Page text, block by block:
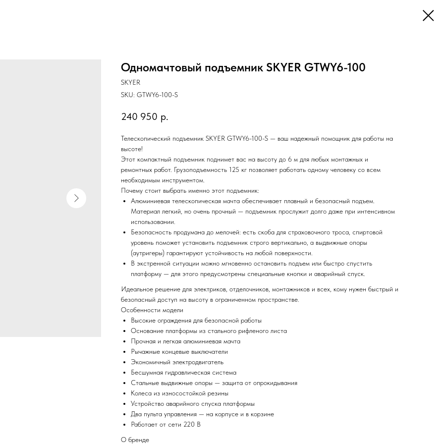
Одномачтовый подъемник SKYER GTWY6-100
SKYER
SKU: GTWY6-100-S
240 950 р.
Телескопический подъемник SKYER GTWY6-100-S — ваш надежный помощник для работы на
высоте!
Этот компактный подъемник поднимет вас на высоту до 6 м для любых монтажных и
ремонтных работ. Грузоподъемность 125 кг позволяет работать одному человеку со всем
необходимым инструментом.
Почему стоит выбрать именно этот подъемник:
Алюминиевая телескопическая мачта обеспечивает плавный и безопасный подъем.
Материал легкий, но очень прочный — подъемник прослужит долго даже при интенсивном
использовании.
Безопасность продумана до мелочей: есть скоба для страховочного троса, спиртовой
уровень поможет установить подъемник строго вертикально, а выдвижные опоры
(аутригеры) гарантируют устойчивость на любой поверхности.
В экстренной ситуации можно мгновенно остановить подъем или быстро спустить
платформу — для этого предусмотрены специальные кнопки и аварийный спуск.
Идеальное решение для электриков, отделочников, монтажников и всех, кому нужен быстрый и
безопасный доступ на высоту в ограниченном пространстве.
Особенности модели
Высокие ограждения для безопасной работы
Основание платформы из стального рифленого листа
Прочная и легкая алюминиевая мачта
Рычажные концевые выключатели
Экономичный электродвигатель
Бесшумная гидравлическая система
Стальные выдвижные опоры — защита от опрокидывания
Колеса из износостойкой резины
Устройство аварийного спуска платформы
Два пульта управления — на корпусе и в корзине
Работает от сети 220 В
О бренде